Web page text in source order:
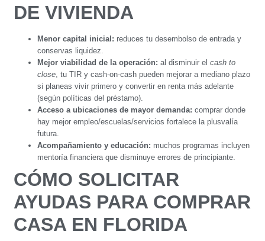
DE VIVIENDA
Menor capital inicial: reduces tu desembolso de entrada y
conservas liquidez.
Mejor viabilidad de la operación: al disminuir elcash to
close, tu TIR y cash-on-cash pueden mejorar a mediano plazo
si planeas vivir primero y convertir en renta más adelante
(según políticas del préstamo).
Acceso a ubicaciones de mayor demanda: comprar donde
hay mejor empleo/escuelas/servicios fortalece la plusvalía
futura.
Acompañamiento y educación: muchos programas incluyen
mentoría financiera que disminuye errores de principiante.
CÓMO SOLICITAR
AYUDAS PARA COMPRAR
CASA EN FLORIDA